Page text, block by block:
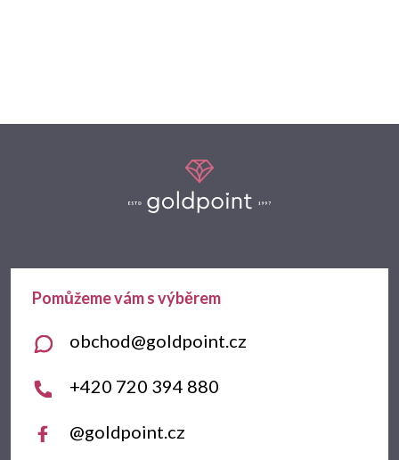
a
obchod@goldpoint.cz
+420 720 394 880
@goldpoint.cz